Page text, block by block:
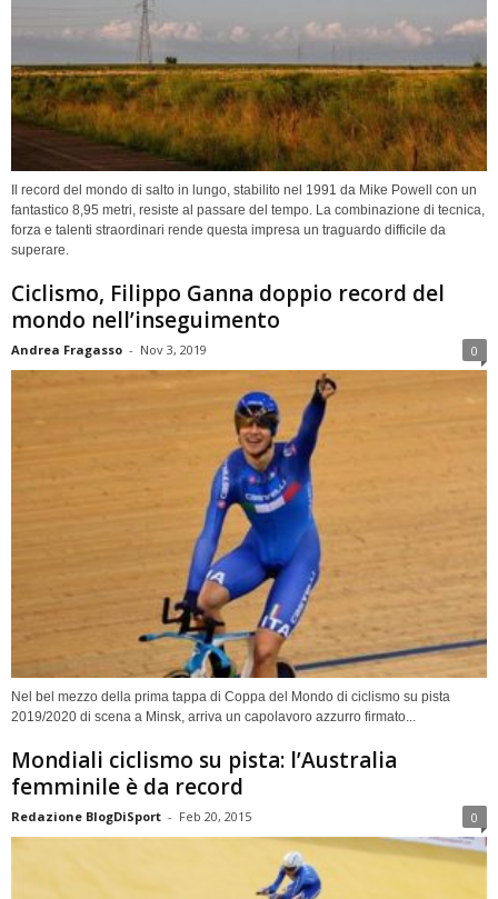
Il record del mondo di salto in lungo, stabilito nel 1991 da Mike Powell con un
fantastico 8,95 metri, resiste al passare del tempo. La combinazione di tecnica,
forza e talenti straordinari rende questa impresa un traguardo difficile da
superare.
Ciclismo, Filippo Ganna doppio record del
mondo nell’inseguimento
Andrea Fragasso - Nov 3, 2019 0
Nel bel mezzo della prima tappa di Coppa del Mondo di ciclismo su pista
2019/2020 di scena a Minsk, arriva un capolavoro azzurro firmato...
Mondiali ciclismo su pista: l’Australia
femminile è da record
Redazione BlogDiSport - Feb 20, 2015 0